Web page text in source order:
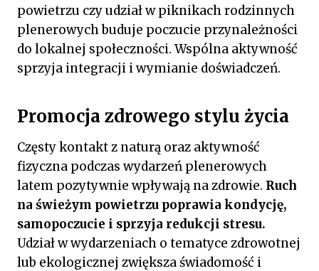
powietrzu czy udział w piknikach rodzinnych
plenerowych buduje poczucie przynależności
do lokalnej społeczności. Wspólna aktywność
sprzyja integracji i wymianie doświadczeń.
Promocja zdrowego stylu życia
Częsty kontakt z naturą oraz aktywność
fizyczna podczas wydarzeń plenerowych
latem pozytywnie wpływają na zdrowie. Ruch
na świeżym powietrzu poprawia kondycję,
samopoczucie i sprzyja redukcji stresu.
Udział w wydarzeniach o tematyce zdrowotnej
lub ekologicznej zwiększa świadomość i